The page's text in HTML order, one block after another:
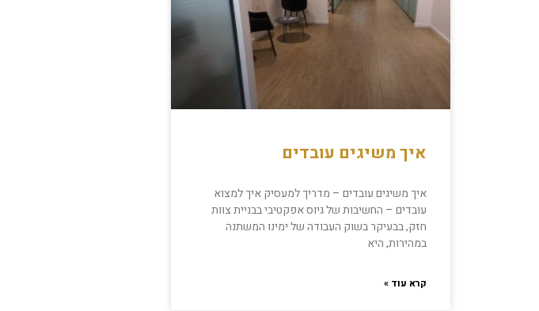
איך משיגים עובדים
איך משיגים עובדים – מדריך למעסיק איך למצוא
עובדים – החשיבות של גיוס אפקטיבי בבניית צוות
חזק, בבעיקר בשוק העבודה של ימינו המשתנה
במהירות, היא
קרא עוד »